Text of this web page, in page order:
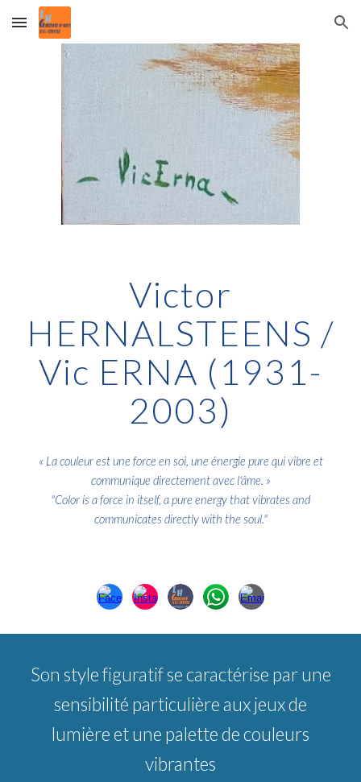
Skip to main content Skip to navigation
Victor
HERNALSTEENS /
Vic ERNA (1931-
2003)
« La couleur est une force en soi, une énergie pure qui vibre et
communique directement avec l'âme. »
"Color is a force in itself, a pure energy that vibrates and
communicates directly with the soul."
Son style figuratif se caractérise par une
sensibilité particulière aux jeux de
lumière et une palette de couleurs
vibrantes